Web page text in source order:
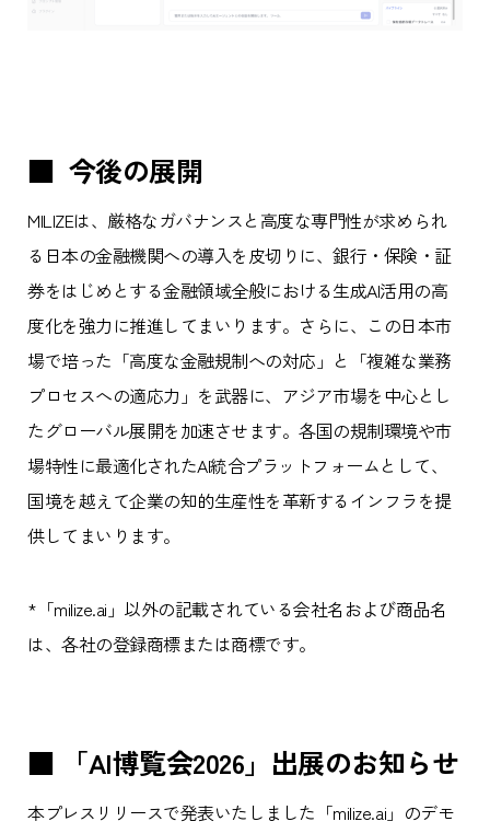
■ 今後の展開
MILIZEは、厳格なガバナンスと高度な専門性が求められ
る日本の金融機関への導入を皮切りに、銀行・保険・証
券をはじめとする金融領域全般における生成AI活用の高
度化を強力に推進してまいります。さらに、この日本市
場で培った「高度な金融規制への対応」と「複雑な業務
プロセスへの適応力」を武器に、アジア市場を中心とし
たグローバル展開を加速させます。各国の規制環境や市
場特性に最適化されたAI統合プラットフォームとして、
国境を越えて企業の知的生産性を革新するインフラを提
供してまいります。
*「milize.ai」以外の記載されている会社名および商品名
は、各社の登録商標または商標です。
■ 「AI博覧会2026」出展のお知らせ
本プレスリリースで発表いたしました「milize.ai」のデモ